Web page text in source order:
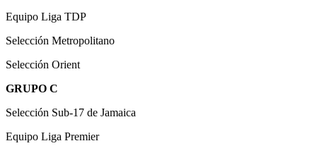
Equipo Liga TDP
Selección Metropolitano
Selección Orient
GRUPO C
Selección Sub-17 de Jamaica
Equipo Liga Premier